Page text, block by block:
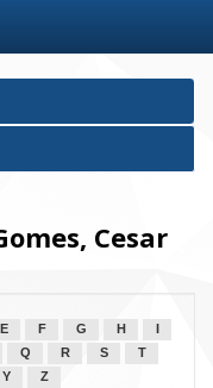
Cesar
E F G H
Q R S
T
Y Z